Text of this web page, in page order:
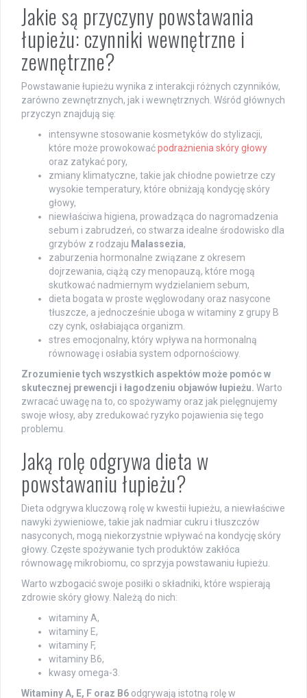
Jakie są przyczyny powstawania
łupieżu: czynniki wewnętrzne i
zewnętrzne?
Powstawanie łupieżu wynika z interakcji różnych czynników,
zarówno zewnętrznych, jak i wewnętrznych. Wśród głównych
przyczyn znajdują się:
intensywne stosowanie kosmetyków do stylizacji,
które może prowokowaćpodrażnienia skóry głowy
oraz zatykać pory,
zmiany klimatyczne, takie jak chłodne powietrze czy
wysokie temperatury, które obniżają kondycję skóry
głowy,
niewłaściwa higiena, prowadząca do nagromadzenia
sebum i zabrudzeń, co stwarza idealne środowisko dla
grzybów z rodzaju Malassezia,
zaburzenia hormonalne związane z okresem
dojrzewania, ciążą czy menopauzą, które mogą
skutkować nadmiernym wydzielaniem sebum,
dieta bogata w proste węglowodany oraz nasycone
tłuszcze, a jednocześnie uboga w witaminy z grupy B
czy cynk, osłabiająca organizm.
stres emocjonalny, który wpływa na hormonalną
równowagę i osłabia system odpornościowy.
Zrozumienie tych wszystkich aspektów może pomóc w
skutecznej prewencji i łagodzeniu objawów łupieżu. Warto
zwracać uwagę na to, co spożywamy oraz jak pielęgnujemy
swoje włosy, aby zredukować ryzyko pojawienia się tego
problemu.
Jaką rolę odgrywa dieta w
powstawaniu łupieżu?
Dieta odgrywa kluczową rolę w kwestii łupieżu, a niewłaściwe
nawyki żywieniowe, takie jak nadmiar cukru i tłuszczów
nasyconych, mogą niekorzystnie wpływać na kondycję skóry
głowy. Częste spożywanie tych produktów zakłóca
równowagę mikrobiomu, co sprzyja powstawaniu łupieżu.
Warto wzbogacić swoje posiłki o składniki, które wspierają
zdrowie skóry głowy. Należą do nich:
witaminy A,
witaminy E,
witaminy F,
witaminy B6,
kwasy omega-3.
Witaminy A, E, F oraz B6 odgrywają istotną rolę w